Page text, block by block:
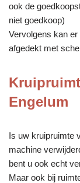
ook de
niet goedkoop)
Vervolgens kan
afgedekt met
Engelum
Is uw kruipruimte
machine
bent u ook echt
Maar ook bij